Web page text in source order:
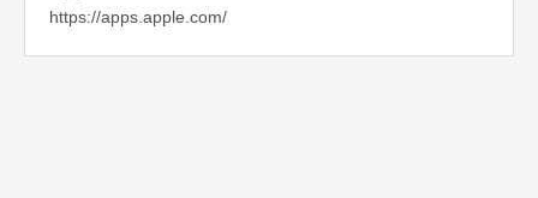
https://apps.apple.com/